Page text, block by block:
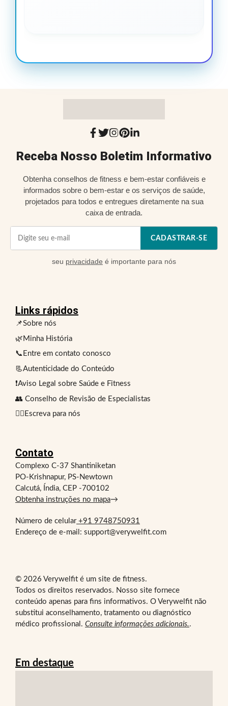
Receba Nosso Boletim Informativo
Obtenha conselhos de fitness e bem-estar confiáveis e
informados sobre o bem-estar e os serviços de saúde,
projetados para todos e entregues diretamente na sua
caixa de entrada.
CADASTRAR-SE
seu privacidade é importante para nós
Links rápidos
📌Sobre nós
🌿Minha História
📞Entre em contato conosco
📃Autenticidade do Conteúdo
❗Aviso Legal sobre Saúde e Fitness
👥 Conselho de Revisão de Especialistas
✍🏻Escreva para nós
Contato
Complexo C-37 Shantiniketan
PO-Krishnapur, PS-Newtown
Calcutá, Índia, CEP -700102
Obtenha instruções no mapa→
Número de celular+91 9748750931
Endereço de e-mail: support@verywelfit.com
© 2026 Verywelfit é um site de fitness.
Todos os direitos reservados. Nosso site fornece
conteúdo apenas para fins informativos. O Verywelfit não
substitui aconselhamento, tratamento ou diagnóstico
médico profissional. Consulte informações adicionais..
Em destaque